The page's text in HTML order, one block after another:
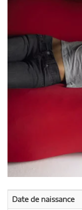
Date de naissance